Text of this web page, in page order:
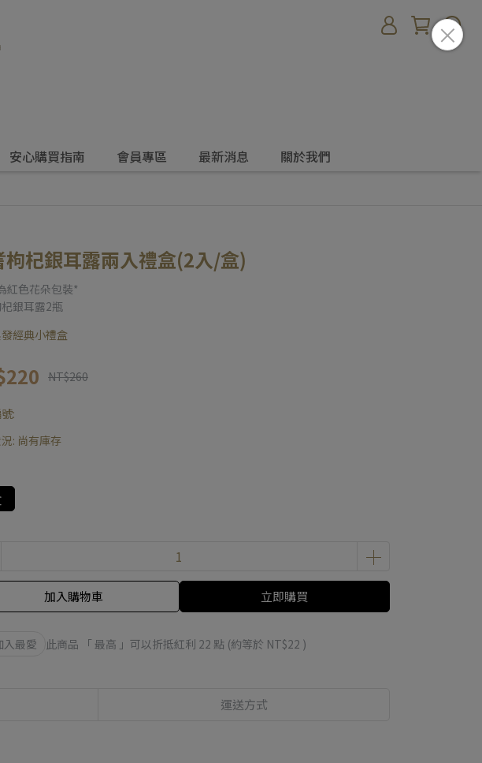
安心購買指南 會員專區 最新消息 關於我們
枸杞銀耳露兩入禮盒(2入/盒)
紅色花朵包裝*
銀耳露2瓶
經典小禮盒
NT$260
:
: 尚有庫存
加入購物車 立即購買
入最愛 此商品 「 最高 」可以折抵紅利 22 點 (約等於 NT$22 )
運送方式